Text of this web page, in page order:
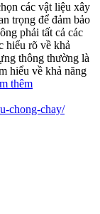
các vật liệu xây
trọng để đảm bảo
phải tất cả các
hiểu rõ về khả
thông thường là
hiểu về khả năng
thêm
chong-chay/